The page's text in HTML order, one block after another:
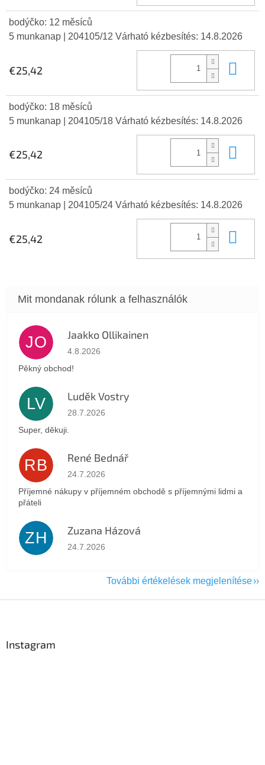
bodýčko: 12 měsíců
5 munkanap
| 204105/12 Várható kézbesítés: 14.8.2026
€25,42
bodýčko: 18 měsíců
5 munkanap
| 204105/18 Várható kézbesítés: 14.8.2026
€25,42
bodýčko: 24 měsíců
5 munkanap
| 204105/24 Várható kézbesítés: 14.8.2026
€25,42
JO Jaakko Ollikainen
Az áruház értékelése 5-ből 5 csillag.
4.8.2026
Pěkný obchod!
LV Luděk Vostry
Az áruház értékelése 5-ből 5 csillag.
28.7.2026
Super, děkuji.
RB René Bednář
Az áruház értékelése 5-ből 5 csillag.
24.7.2026
Příjemné nákupy v příjemném obchodě s příjemnými lidmi a
přáteli
ZH Zuzana Házová
Az áruház értékelése 5-ből 5 csillag.
24.7.2026
További értékelések megjelenítése
Instagram